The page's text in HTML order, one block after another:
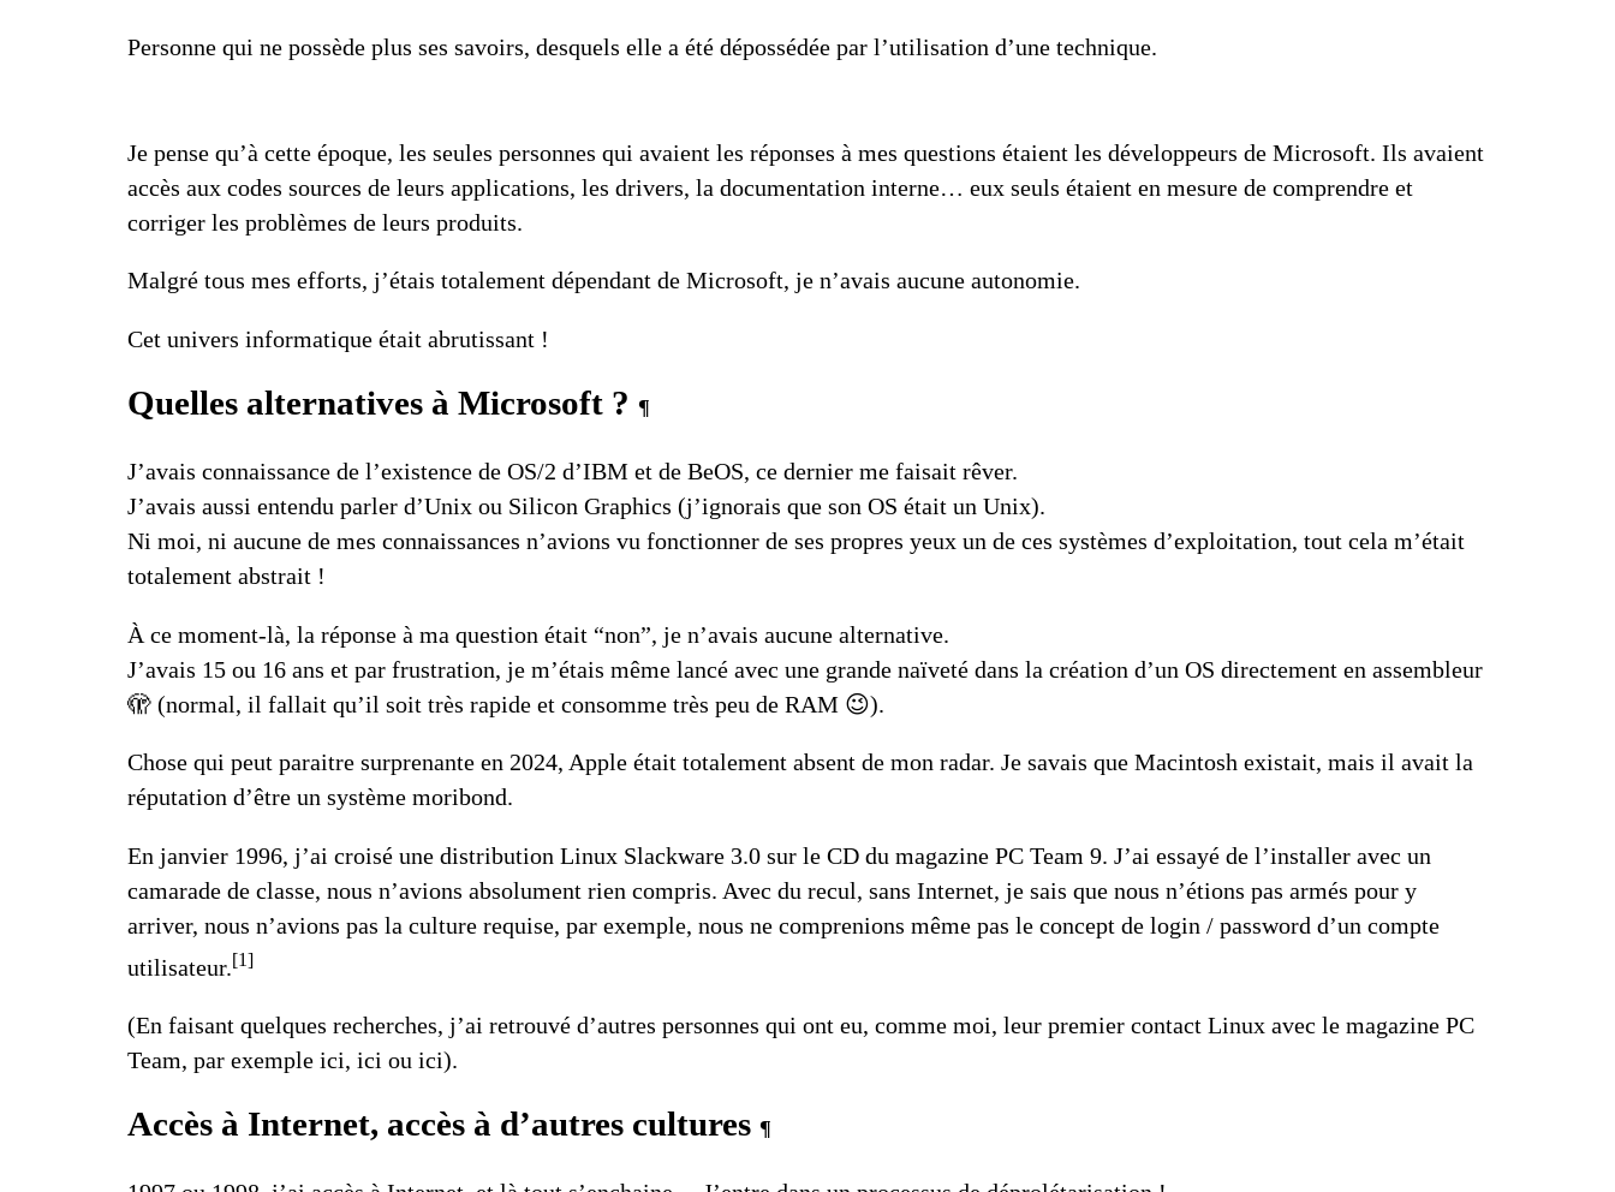
Personne qui ne possède plus ses savoirs, desquels elle a été dépossédée par l’utilisation d’une technique.
Je pense qu’à cette époque, les seules personnes qui avaient les réponses à mes questions étaient les développeurs de Microsoft. Ils avaient
accès aux codes sources de leurs applications, les drivers, la documentation interne… eux seuls étaient en mesure de comprendre et
corriger les problèmes de leurs produits.
Malgré tous mes efforts, j’étais totalement dépendant de Microsoft, je n’avais aucune autonomie.
Cet univers informatique était abrutissant !
Quelles alternatives à Microsoft ? ¶
J’avais connaissance de l’existence de OS/2 d’IBM et de BeOS, ce dernier me faisait rêver.
J’avais aussi entendu parler d’Unixou Silicon Graphics (j’ignorais que son OS était un Unix).
Ni moi, ni aucune de mes connaissances n’avions vu fonctionner de ses propres yeux un de ces systèmes d’exploitation, tout cela m’était
totalement abstrait !
À ce moment-là, la réponse à ma question était “non”, je n’avais aucune alternative.
J’avais 15 ou 16 ans et par frustration, je m’étais même lancé avec une grande naïveté dans la création d’un OS directement en assembleur
🫣 (normal, il fallait qu’il soit très rapide et consomme très peu de RAM 😉).
Chose qui peut paraitre surprenante en 2024, Apple était totalement absent de mon radar. Je savais que Macintosh existait, mais il avait la
réputation d’être un système moribond.
En janvier 1996, j’ai croisé une distribution Linux Slackware 3.0sur le CD du magazine PC Team 9. J’ai essayé de l’installer avec un
camarade de classe, nous n’avions absolument rien compris. Avec du recul, sans Internet, je sais que nous n’étions pas armés pour y
arriver, nous n’avions pas la culture requise, par exemple, nous ne comprenions même pas le concept de login / password d’un compte
utilisateur.[1]
(En faisant quelques recherches, j’ai retrouvé d’autres personnes qui ont eu, comme moi, leur premier contact Linux avec le magazine PC
Team, par exemple ici, ici ou ici).
Accès à Internet, accès à d’autres cultures ¶